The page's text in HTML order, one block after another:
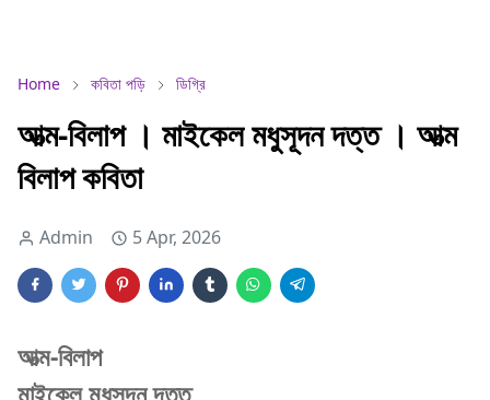
Home কবিতা পড়ি ডিগ্রি
আত্ম-বিলাপ । মাইকেল মধুসূদন দত্ত । আত্ম
বিলাপ কবিতা
Admin 5 Apr, 2026
আত্ম-বিলাপ